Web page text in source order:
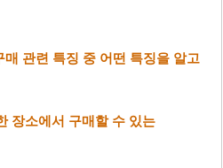
매 관련 특징 중 어떤 특징을 알고
장소에서 구매할 수 있는